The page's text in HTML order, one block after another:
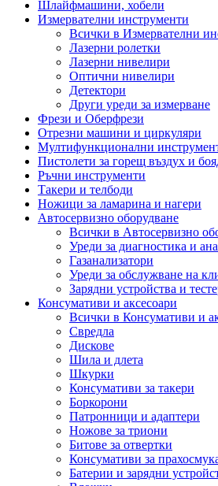
Шлайфмашини, хобели
Измервателни инструменти
Всички в Измервателни
Лазерни ролетки
Лазерни нивелири
Оптични нивелири
Детектори
Други уреди за измерване
Фрези и Оберфрези
Отрезни машини и циркуляри
Мултифункционални
Пистолети за горещ въздух и
Ръчни инструменти
Такери и телбоди
Ножици за ламарина и нагери
Автосервизно оборудване
Всички в Автосервизно
Уреди за диагностика и
Газанализатори
Уреди за обслужване на
Зарядни устройства и
Консумативи и аксесоари
Всички в Консумативи и
Свредла
Дискове
Шила и длета
Шкурки
Консумативи за такери
Боркорони
Патронници и адаптери
Ножове за триони
Битове за отвертки
Консумативи за
Батерии и зарядни